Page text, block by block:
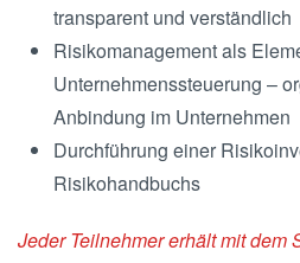
transparent und verständlich
Risikomanagement als
Unternehmenssteuerung –
Anbindung im Unternehmen
Durchführung einer
Risikohandbuchs
Jeder Teilnehmer erhält mit dem